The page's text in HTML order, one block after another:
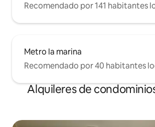
Recomendado por 141 habitantes
Metro la marina
Recomendado por 40 habitantes
Alquileres de